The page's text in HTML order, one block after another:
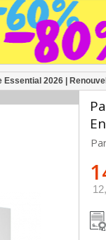
Essential 2026 |